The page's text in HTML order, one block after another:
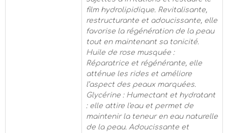
film hydrolipidique. Revitalisante,
restructurante et adoucissante, elle
favorise la régénération de la peau
tout en maintenant sa tonicité.
Huile de rose musquée :
Réparatrice et régénérante, elle
atténue les rides et améliore
l’aspect des peaux marquées.
Glycérine : Humectant et hydratant
: elle attire l'eau et permet de
maintenir la teneur en eau naturelle
de la peau. Adoucissante et